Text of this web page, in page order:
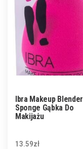
Ibra Makeup Blender
Sponge Gąbka Do
Makijażu
13.59zł